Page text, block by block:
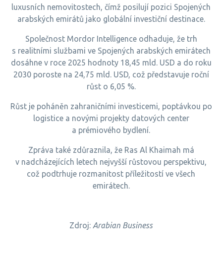
luxusních nemovitostech, čímž posilují pozici Spojených
arabských emirátů jako globální investiční destinace.
Společnost Mordor Intelligence odhaduje, že trh
s realitními službami ve Spojených arabských emirátech
dosáhne v roce 2025 hodnoty 18,45 mld. USD a do roku
2030 poroste na 24,75 mld. USD, což představuje roční
růst o 6,05 %.
Růst je poháněn zahraničními investicemi, poptávkou po
logistice a novými projekty datových center
a prémiového bydlení.
Zpráva také zdůraznila, že Ras Al Khaimah má
v nadcházejících letech nejvyšší růstovou perspektivu,
což podtrhuje rozmanitost příležitostí ve všech
emirátech.
Zdroj: Arabian Business